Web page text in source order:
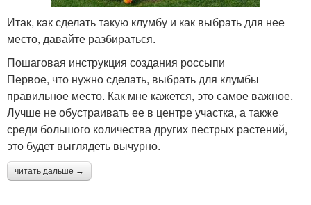
Итак, как сделать такую клумбу и как выбрать для нее
место, давайте разбираться.
Пошаговая инструкция создания россыпи
Первое, что нужно сделать, выбрать для клумбы
правильное место. Как мне кажется, это самое важное.
Лучше не обустраивать ее в центре участка, а также
среди большого количества других пестрых растений,
это будет выглядеть вычурно.
читать дальше →